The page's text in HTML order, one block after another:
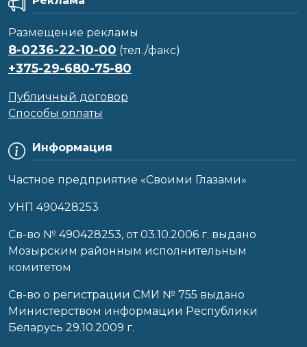
Информация
Частное предприятие «Своими Глазами»
УНП 490428253
Cв-во № 490428253, от 03.10.2006 г. выдано
Мозырским районным исполнительным
комитетом
Св-во о регистрации СМИ № 755 выдано
Министерством информации Республики
Беларусь 29.10.2009 г.
Размещение рекламы
8-0236-22-10-00 (тел./факс)
+375-29-680-75-80
Публичный договор
Способы оплаты